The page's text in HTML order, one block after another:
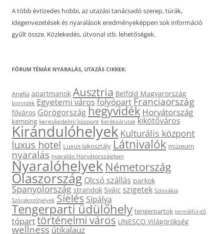
A több évtizedes hobbi, az utazási tanácsadó szerep, túrák,
idegenvezetések és nyaralások eredményeképpen sok információ
gyűlt össze. Közlekedés, útvonal stb. lehetőségek.
FÓRUM TÉMÁK NYARALÁS, UTAZÁS CIKKEK:
Anglia apartmanok Ausztria Belföld Magyarország
borvidék Egyetemi városfolyópartFranciaország
főváros Görögországhegyvidék Horvátország
kemping kereskedelmi központ Kerékpárutak kikötőváros
Kirándulóhelyek Kulturális központ
luxus hotel Luxus lakosztály Látnivalók múzeum
nyaralás nyaralás Horvátországban
Nyaralóhelyek Németország
Olaszország Olcsó szállás parkok
Spanyolország strandok Svájc szigetek Szlovákia
Szórakozóhelyek Síelés Sípálya
Tengerparti üdülőhely tengerpartok termálfürdő
tóparttörténelmi város UNESCO Világörökség
wellnessútikalauz